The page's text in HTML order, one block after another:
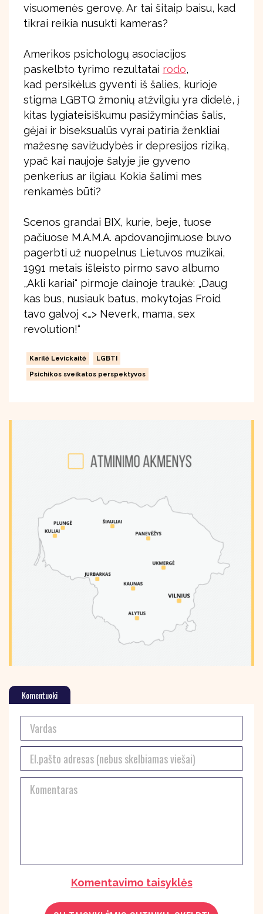
visuomenės gerovę. Ar tai šitaip baisu, kad
tikrai reikia nusukti kameras?
Amerikos psichologų asociacijos
paskelbto tyrimo rezultatai rodo,
kad persikėlus gyventi iš šalies, kurioje
stigma LGBTQ žmonių atžvilgiu yra didelė, į
kitas lygiateisiškumu pasižyminčias šalis,
gėjai ir biseksualūs vyrai patiria ženkliai
mažesnę savižudybės ir depresijos riziką,
ypač kai naujoje šalyje jie gyveno
penkerius ar ilgiau. Kokia šalimi mes
renkamės būti?
Scenos grandai BIX, kurie, beje, tuose
pačiuose M.A.M.A. apdovanojimuose buvo
pagerbti už nuopelnus Lietuvos muzikai,
1991 metais išleisto pirmo savo albumo
„Akli kariai“ pirmoje dainoje traukė: „Daug
kas bus, nusiauk batus, mokytojas Froid
tavo galvoj <…> Neverk, mama, sex
revolution!“
Karilė Levickaitė LGBTI
Psichikos sveikatos perspektyvos
Komentuoki
Komentavimo taisyklės